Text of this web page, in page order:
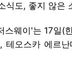
식도, 좋지 않은
웨이'는 17일(
테오스카 에르